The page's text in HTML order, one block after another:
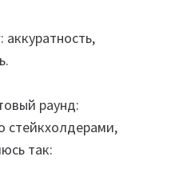
раунд:
стейкхолдерами,
так: